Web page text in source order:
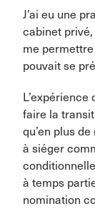
J’ai eu une
cabinet
me
pouvait se
L’expérience
faire la
qu’en plus
à siéger
à temps
nomination